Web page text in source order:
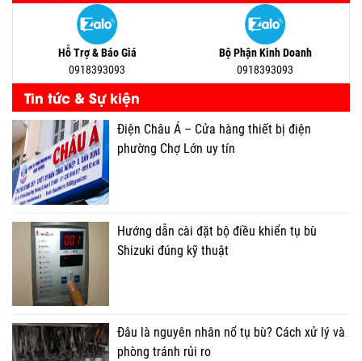
Hỗ Trợ & Báo Giá
0918393093
Bộ Phận Kinh Doanh
0918393093
Tin tức & Sự kiện
Điện Châu Á – Cửa hàng thiết bị điện
phường Chợ Lớn uy tín
Hướng dẫn cài đặt bộ điều khiển tụ bù
Shizuki đúng kỹ thuật
Đâu là nguyên nhân nổ tụ bù? Cách xử lý và
phòng tránh rủi ro